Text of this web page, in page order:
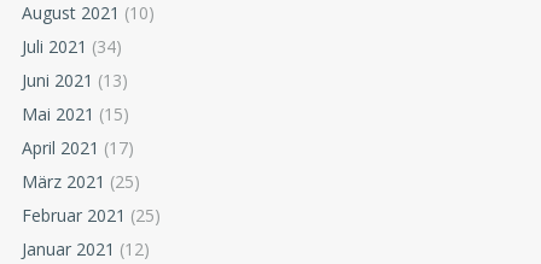
August 2021 (10)
Juli 2021 (34)
Juni 2021 (13)
Mai 2021 (15)
April 2021 (17)
März 2021 (25)
Februar 2021 (25)
Januar 2021 (12)